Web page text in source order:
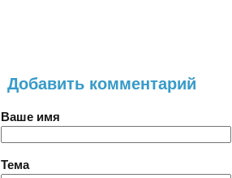
Добавить комментарий
Ваше имя
Тема